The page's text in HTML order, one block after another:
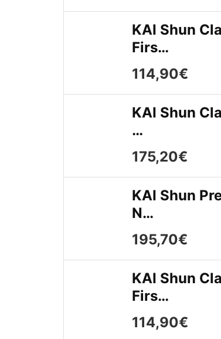
KAI Shun
Firs…
114,90€
KAI Shun
…
175,20€
KAI Shun
N…
195,70€
KAI Shun
Firs…
114,90€